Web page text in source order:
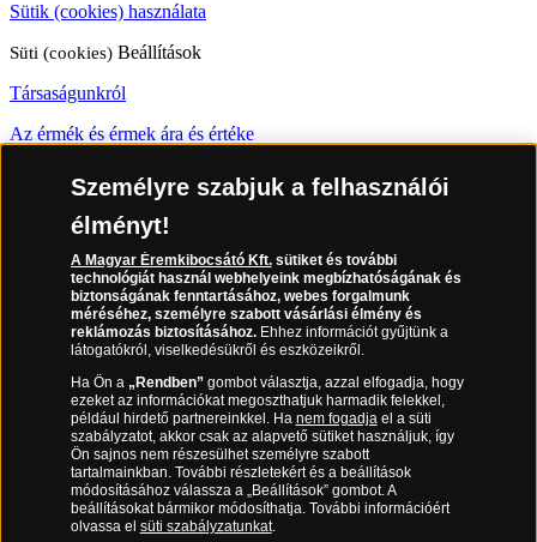
Sütik (cookies) használata
Süti (cookies) Beállítások
Társaságunkról
Az érmék és érmek ára és értéke
Gyakran ismételt kérdések
Adatkezelés
06 80 888 889
(díjmentesen hívható hétfőtől csütörtökig 9.00 és 17.00 óra között,
péntekenként 9.00 és 15.00 óra között)
Személyre szabjuk a felhasználói
élményt!
A Magyar Éremkibocsátó Kft.sütiket és további
technológiát használ webhelyeink megbízhatóságának és
biztonságának fenntartásához, webes forgalmunk
méréséhez, személyre szabott vásárlási élmény és
reklámozás biztosításához.Ehhez információt gyűjtünk a
látogatókról, viselkedésükről és eszközeikről.
Ha Ön a „Rendben”gombot választja, azzal elfogadja, hogy
ezeket az információkat megoszthatjuk harmadik felekkel,
például hirdető partnereinkkel. Ha nem fogadjael a süti
szabályzatot, akkor csak az alapvető sütiket használjuk, így
Ön sajnos nem részesülhet személyre szabott
tartalmainkban. További részletekért és a beállítások
módosításához válassza a „Beállítások” gombot. A
beállításokat bármikor módosíthatja. További információért
olvassa el süti szabályzatunkat.